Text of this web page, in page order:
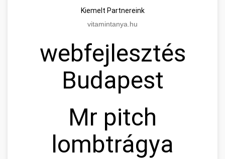
Kiemelt Partnereink
vitamintanya.hu
webfejlesztés
Budapest
Mr pitch
lombtrágya